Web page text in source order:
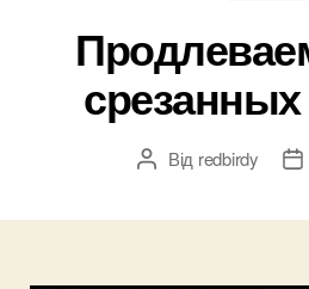
Автор
Від redbirdy